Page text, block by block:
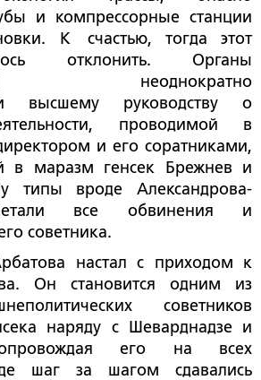
и компрессорные станции
К счастью, тогда этот
отклонить. Органы
неоднократно
высшему руководству о
проводимой в
и его соратниками,
в маразм генсек Брежнев и
типы вроде Александрова-
все обвинения и
советника.
настал с приходом к
Он становится одним из
советников
наряду с Шеварднадзе и
его на всех
шаг за шагом сдавались